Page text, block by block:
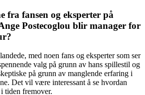
fra fansen og eksperter på
Postecoglou blir manager for
med noen fans og eksperter som ser
valg på grunn av hans spillestil og
på grunn av manglende erfaring i
Det vil være interessant å se hvordan
tiden fremover.